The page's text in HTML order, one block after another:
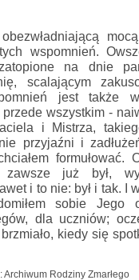
wspomnień.
na dnie
scalającym
jest także
wszystkim -
i Mistrza,
przyjaźni i
formułować.
już był,
i to nie: był i tak. I
sobie Jego
dla uczniów;
kiedy się